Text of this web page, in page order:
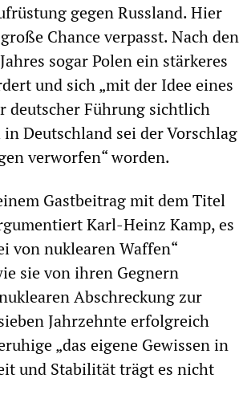
gegen Russland. Hier
Chance verpasst. Nach den
sogar Polen ein stärkeres
und sich „mit der Idee eines
deutscher Führung sichtlich
Deutschland sei der Vorschlag
verworfen“ worden.
Gastbeitrag mit dem Titel
Karl-Heinz Kamp, es
von nuklearen Waffen“
sie von ihren Gegnern
Abschreckung zur
Jahrzehnte erfolgreich
„das eigene Gewissen in
und Stabilität trägt es nicht